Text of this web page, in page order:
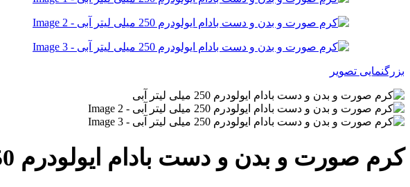
بزرگنمایی تصویر
کرم صورت و بدن و دست بادام ایولودرم 250 میلی لیتر آبی